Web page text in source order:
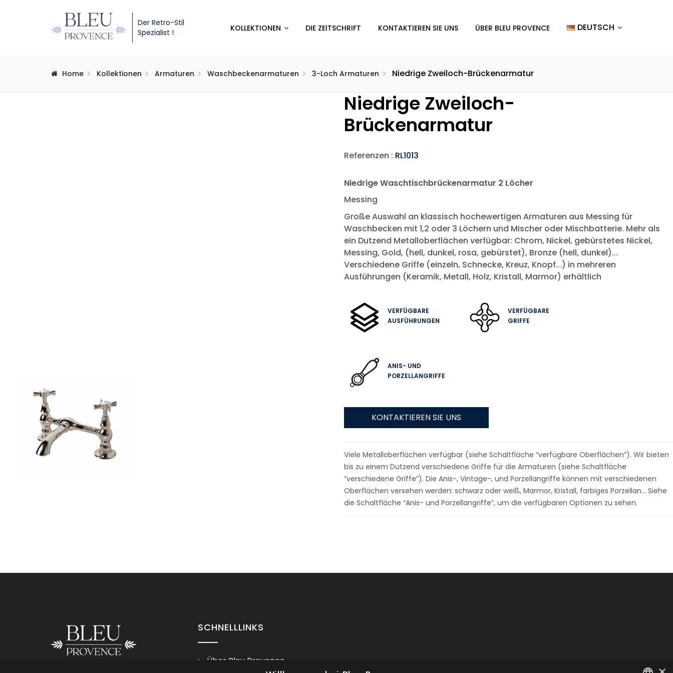
Der Retro-Stil
Spezialist !
KOLLEKTIONEN DIE ZEITSCHRIFT KONTAKTIEREN SIE UNS ÜBER BLEU PROVENCE DEUTSCH
Home Kollektionen Armaturen Waschbeckenarmaturen 3-Loch Armaturen Niedrige Zweiloch-Brückenarmatur
Niedrige Zweiloch-
Brückenarmatur
Referenzen : RL1013
Niedrige Waschtischbrückenarmatur 2 Löcher
Messing
Große Auswahl an klassisch hochewertigen Armaturen aus Messing für
Waschbecken mit 1,2 oder 3 Löchern und Mischer oder Mischbatterie. Mehr als
ein Dutzend Metalloberflächen verfügbar: Chrom, Nickel, gebürstetes Nickel,
Messing, Gold, (hell, dunkel, rosa, gebürstet), Bronze (hell, dunkel)...
Verschiedene Griffe (einzeln, Schnecke, Kreuz, Knopf...) in mehreren
Ausführungen (Keramik, Metall, Holz, Kristall, Marmor) erhältlich
VERFÜGBARE
AUSFÜHRUNGEN
VERFÜGBARE
GRIFFE
ANIS- UND
PORZELLANGRIFFE
KONTAKTIEREN SIE UNS
Viele Metalloberflächen verfügbar (siehe Schaltfläche “verfügbare Oberflächen”). Wir bieten
bis zu einem Dutzend verschiedene Griffe für die Armaturen (siehe Schaltfläche
“verschiedene Griffe”). Die Anis-, Vintage-, und Porzellangriffe können mit verschiedenen
Oberflächen versehen werden: schwarz oder weiß, Marmor, Kristall, farbiges Porzellan… Siehe
die Schaltfläche “Anis- und Porzellangriffe”, um die verfügbaren Optionen zu sehen.
SCHNELLLINKS
Über Bleu Provence